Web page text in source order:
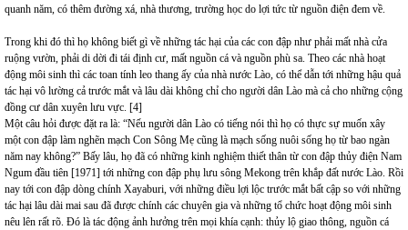
quanh năm, có thêm đường xá, nhà thương, trường học do lợi tức từ nguồn điện đem về.
Trong khi đó thì họ không biết gì về những tác hại của các con đập như phải mất nhà cửa
ruộng vườn, phải di dời đi tái định cư, mất nguồn cá và nguồn phù sa. Theo các nhà hoạt
động môi sinh thì các toan tính leo thang ấy của nhà nước Lào, có thể dẫn tới những hậu quả
tác hại vô lường cả trước mắt và lâu dài không chỉ cho người dân Lào mà cả cho những cộng
đồng cư dân xuyên lưu vực. [4]
Một câu hỏi được đặt ra là: “Nếu người dân Lào có tiếng nói thì họ có thực sự muốn xây
một con đập làm nghẽn mạch Con Sông Mẹ cũng là mạch sống nuôi sống họ từ bao ngàn
năm nay không?” Bấy lâu, họ đã có những kinh nghiệm thiết thân từ con đập thủy điện Nam
Ngum đầu tiên [1971] tới những con đập phụ lưu sông Mekong trên khắp đất nước Lào. Rồi
nay tới con đập dòng chính Xayaburi, với những điều lợi lộc trước mắt bất cập so với những
tác hại lâu dài mai sau đã được chính các chuyên gia và những tổ chức hoạt động môi sinh
nêu lên rất rõ. Đó là tác động ảnh hưởng trên mọi khía cạnh: thủy lộ giao thông, nguồn cá